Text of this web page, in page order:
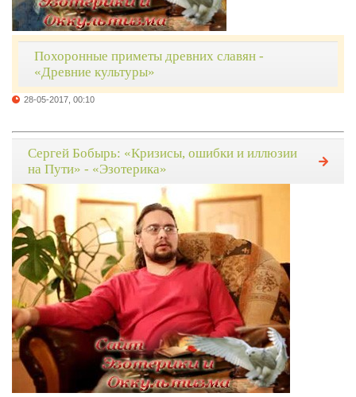
Похоронные приметы древних славян -
«Древние культуры»
28-05-2017, 00:10
Сергей Бобырь: «Кризисы, ошибки и иллюзии
на Пути» - «Эзотерика»